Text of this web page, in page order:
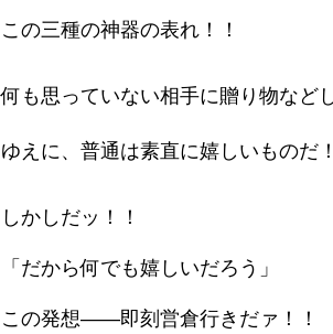
この三種の神器の表れ！！
何も思っていない相手に贈り物など
ゆえに、普通は素直に嬉しいものだ
しかしだッ！！
「だから何でも嬉しいだろう」
この発想――即刻営倉行きだァ！！